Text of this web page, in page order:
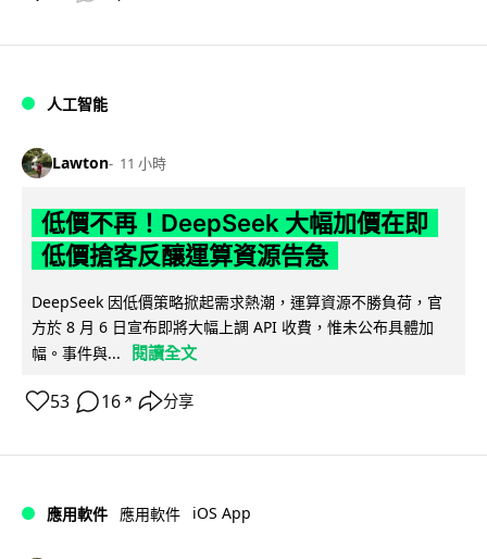
人工智能
Lawton 11 小時
低價不再！DeepSeek 大幅加價在即
低價搶客反釀運算資源告急
DeepSeek 因低價策略掀起需求熱潮，運算資源不勝負荷，官
方於 8 月 6 日宣布即將大幅上調 API 收費，惟未公布具體加
幅。事件與...
閱讀全文
53 16 ↗ 分享
應用軟件 應用軟件 iOS App